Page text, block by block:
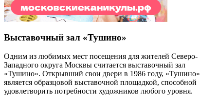
Выставочный зал «Тушино»
Одним из любимых мест посещения для жителей Северо-
Западного округа Москвы считается выставочный зал
«Тушино». Открывший свои двери в 1986 году, «Тушино»
является образцовой выставочной площадкой, способной
удовлетворить потребности художников любого уровня.